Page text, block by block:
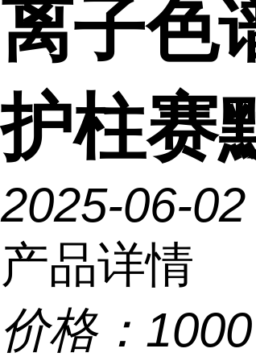
离子色
护柱赛
2025-06-02
产品详情
价格： 1000